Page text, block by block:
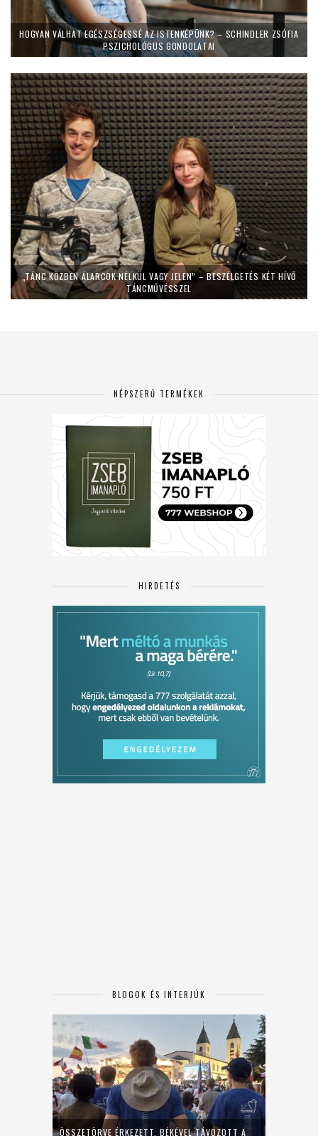
HOGYAN VÁLHAT EGÉSZSÉGESSÉ AZ ISTENKÉPÜNK? – SCHINDLER ZSÓFIA
PSZICHOLÓGUS GONDOLATAI
„TÁNC KÖZBEN ÁLARCOK NÉLKÜL VAGY JELEN” – BESZÉLGETÉS KÉT HÍVŐ
TÁNCMŰVÉSSZEL
NÉPSZERŰ TERMÉKEK
HIRDETÉS
BLOGOK ÉS INTERJÚK
ÖSSZETÖRVE ÉRKEZETT, BÉKÉVEL TÁVOZOTT A